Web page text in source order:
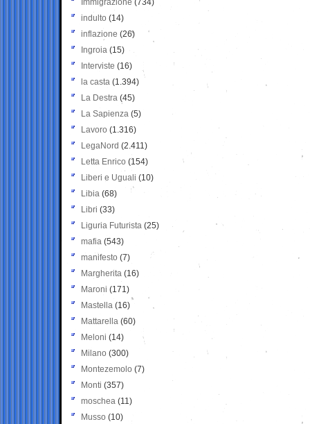
Immigrazione (734)
indulto (14)
inflazione (26)
Ingroia (15)
Interviste (16)
la casta (1.394)
La Destra (45)
La Sapienza (5)
Lavoro (1.316)
LegaNord (2.411)
Letta Enrico (154)
Liberi e Uguali (10)
Libia (68)
Libri (33)
Liguria Futurista (25)
mafia (543)
manifesto (7)
Margherita (16)
Maroni (171)
Mastella (16)
Mattarella (60)
Meloni (14)
Milano (300)
Montezemolo (7)
Monti (357)
moschea (11)
Musso (10)